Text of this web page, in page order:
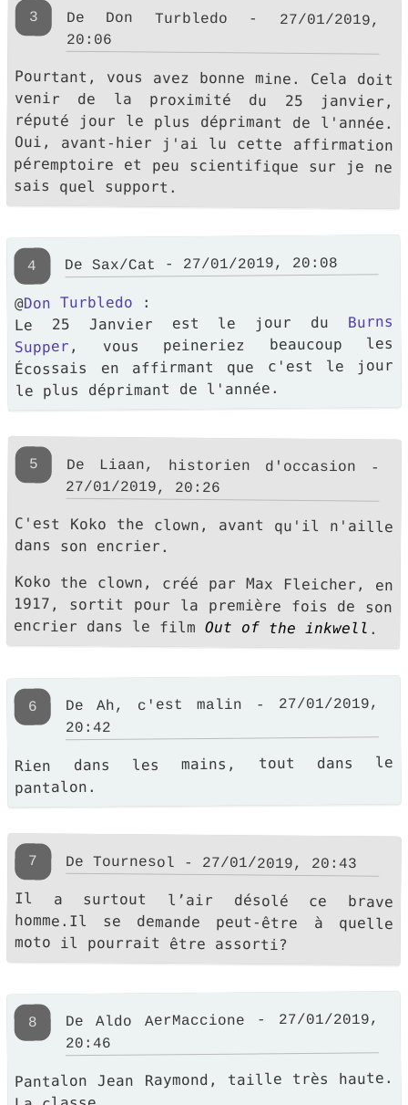
3 De Don Turbledo - 27/01/2019,
20:06
Pourtant, vous avez bonne mine. Cela doit
venir de la proximité du 25 janvier,
réputé jour le plus déprimant de l'année.
Oui, avant-hier j'ai lu cette affirmation
péremptoire et peu scientifique sur je ne
sais quel support.
4 De Sax/Cat - 27/01/2019, 20:08
@Don Turbledo :
Le 25 Janvier est le jour du Burns
Supper , vous peineriez beaucoup les
Écossais en affirmant que c'est le jour
le plus déprimant de l'année.
5 De Liaan, historien d'occasion -
27/01/2019, 20:26
C'est Koko the clown, avant qu'il n'aille
dans son encrier.
Koko the clown, créé par Max Fleicher, en
1917, sortit pour la première fois de son
encrier dans le filmOut of the inkwell .
6 De Ah, c'est malin - 27/01/2019,
20:42
Rien dans les mains, tout dans le
pantalon.
7 De Tournesol - 27/01/2019, 20:43
Il a surtout l’air désolé ce brave
homme.Il se demande peut-être à quelle
moto il pourrait être assorti?
8 De Aldo AerMaccione - 27/01/2019,
20:46
Pantalon Jean Raymond, taille très haute.